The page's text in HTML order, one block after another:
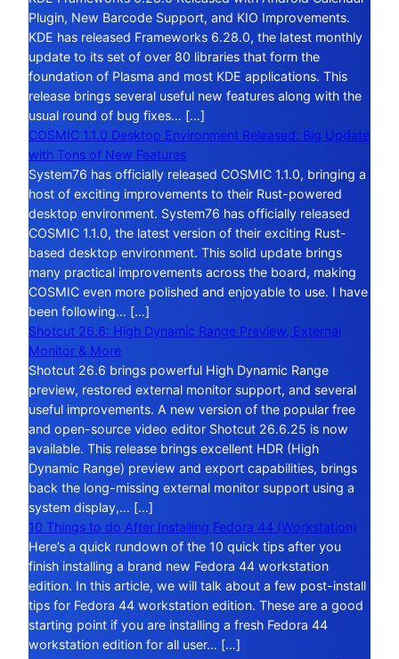
Plugin, New Barcode Support, and KIO Improvements.
KDE has released Frameworks 6.28.0, the latest monthly
update to its set of over 80 libraries that form the
foundation of Plasma and most KDE applications. This
release brings several useful new features along with the
usual round of bug fixes… […]
COSMIC 1.1.0 Desktop Environment Released: Big Update
with Tons of New Features
System76 has officially released COSMIC 1.1.0, bringing a
host of exciting improvements to their Rust-powered
desktop environment. System76 has officially released
COSMIC 1.1.0, the latest version of their exciting Rust-
based desktop environment. This solid update brings
many practical improvements across the board, making
COSMIC even more polished and enjoyable to use. I have
been following… […]
Shotcut 26.6: High Dynamic Range Preview, External
Monitor & More
Shotcut 26.6 brings powerful High Dynamic Range
preview, restored external monitor support, and several
useful improvements. A new version of the popular free
and open-source video editor Shotcut 26.6.25 is now
available. This release brings excellent HDR (High
Dynamic Range) preview and export capabilities, brings
back the long-missing external monitor support using a
system display,… […]
10 Things to do After Installing Fedora 44 (Workstation)
Here’s a quick rundown of the 10 quick tips after you
finish installing a brand new Fedora 44 workstation
edition. In this article, we will talk about a few post-install
tips for Fedora 44 workstation edition. These are a good
starting point if you are installing a fresh Fedora 44
workstation edition for all user… […]